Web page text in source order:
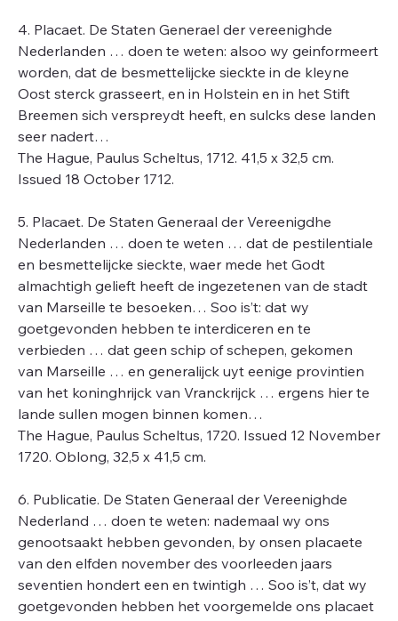
4. Placaet. De Staten Generael der vereenighde
Nederlanden … doen te weten: alsoo wy geinformeert
worden, dat de besmettelijcke sieckte in de kleyne
Oost sterck grasseert, en in Holstein en in het Stift
Breemen sich verspreydt heeft, en sulcks dese landen
seer nadert…
The Hague, Paulus Scheltus, 1712. 41,5 x 32,5 cm.
Issued 18 October 1712.
5. Placaet. De Staten Generaal der Vereenigdhe
Nederlanden … doen te weten … dat de pestilentiale
en besmettelijcke sieckte, waer mede het Godt
almachtigh gelieft heeft de ingezetenen van de stadt
van Marseille te besoeken… Soo is’t: dat wy
goetgevonden hebben te interdiceren en te
verbieden … dat geen schip of schepen, gekomen
van Marseille … en generalijck uyt eenige provintien
van het koninghrijck van Vranckrijck … ergens hier te
lande sullen mogen binnen komen…
The Hague, Paulus Scheltus, 1720. Issued 12 November
1720. Oblong, 32,5 x 41,5 cm.
6. Publicatie. De Staten Generaal der Vereenighde
Nederland … doen te weten: nademaal wy ons
genootsaakt hebben gevonden, by onsen placaete
van den elfden november des voorleeden jaars
seventien hondert een en twintigh … Soo is’t, dat wy
goetgevonden hebben het voorgemelde ons placaet